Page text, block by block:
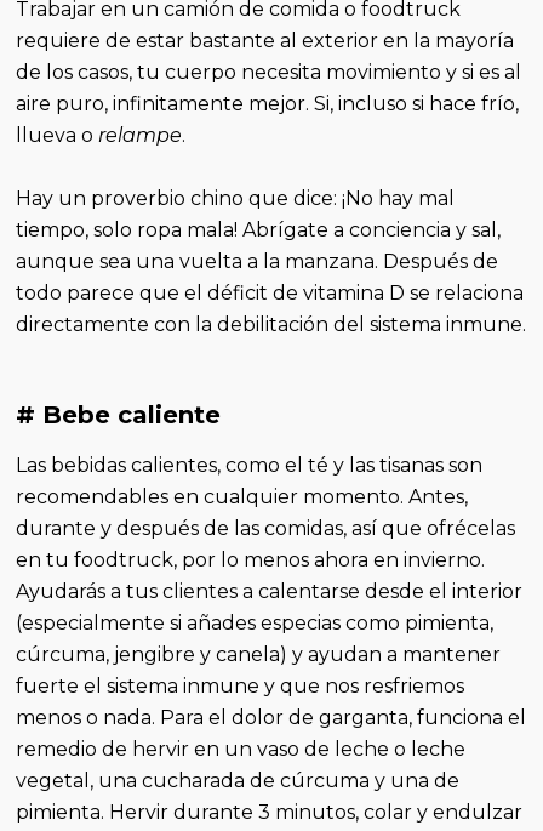
Trabajar en un camión de comida o foodtruck
requiere de estar bastante al exterior en la mayoría
de los casos, tu cuerpo necesita movimiento y si es al
aire puro, infinitamente mejor. Si, incluso si hace frío,
llueva orelampe.
Hay un proverbio chino que dice: ¡No hay mal
tiempo, solo ropa mala! Abrígate a conciencia y sal,
aunque sea una vuelta a la manzana. Después de
todo parece que el déficit de vitamina D se relaciona
directamente con la debilitación del sistema inmune.
# Bebe caliente
Las bebidas calientes, como el té y las tisanas son
recomendables en cualquier momento. Antes,
durante y después de las comidas, así que ofrécelas
en tu foodtruck, por lo menos ahora en invierno.
Ayudarás a tus clientes a calentarse desde el interior
(especialmente si añades especias como pimienta,
cúrcuma, jengibre y canela) y ayudan a mantener
fuerte el sistema inmune y que nos resfriemos
menos o nada. Para el dolor de garganta, funciona el
remedio de hervir en un vaso de leche o leche
vegetal, una cucharada de cúrcuma y una de
pimienta. Hervir durante 3 minutos, colar y endulzar